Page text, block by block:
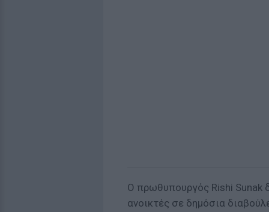
Ο πρωθυπουργός Rishi Sunak
ανοικτές σε δημόσια